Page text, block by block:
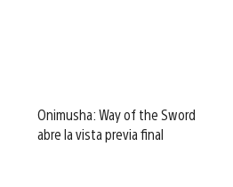
Onimusha: Way of the Sword
abre la vista previa final